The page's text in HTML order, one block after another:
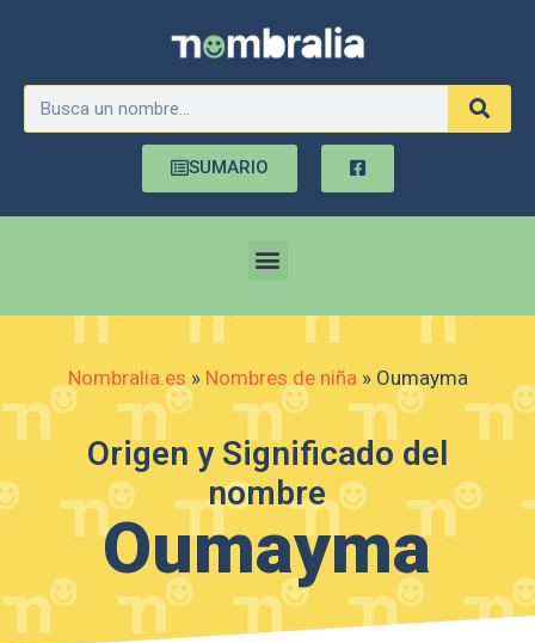
SUMARIO
Nombralia.es » Nombres de niña » Oumayma
Origen y Significado del
nombre
Oumayma